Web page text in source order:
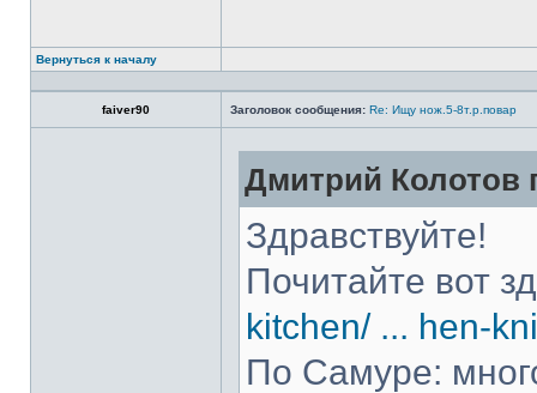
Вернуться к началу
faiver90 Заголовок сообщения: Re: Ищу нож.5-8т.р.повар
Дмитрий Колотов
Здравствуйте!
Почитайте вот
kitchen/ ... hen-
По Самуре: